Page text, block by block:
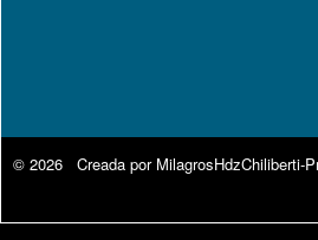
© 2026 Creada por MilagrosHdzChiliberti-